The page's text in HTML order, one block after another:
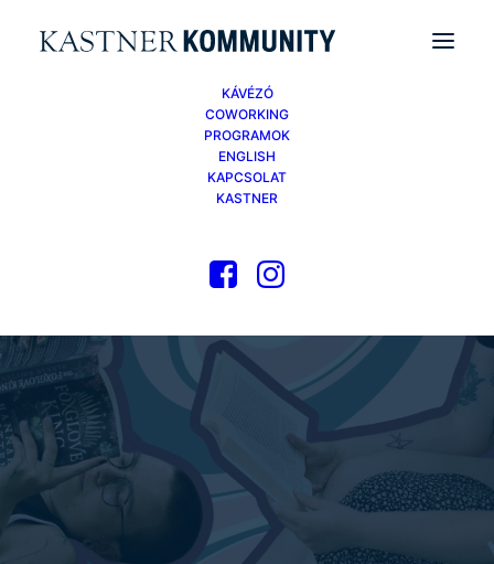
KÁVÉZÓ
COWORKING
PROGRAMOK
ENGLISH
KAPCSOLAT
KASTNER